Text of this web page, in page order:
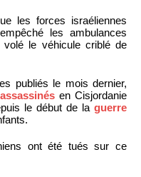
les forces israéliennes
les ambulances
volé le véhicule criblé de
publiés le mois dernier,
assassinés en Cisjordanie
le début de la guerre
ont été tués sur ce